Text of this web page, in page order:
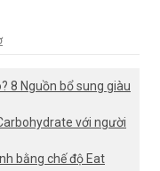
8 Nguồn bổ sung giàu
với người
bằng chế độ Eat